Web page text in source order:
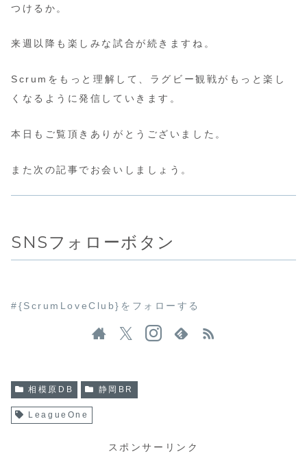
つけるか。
来週以降も楽しみな試合が続きますね。
Scrumをもっと理解して、ラグビー観戦がもっと楽し
くなるように発信していきます。
本日もご覧頂きありがとうございました。
また次の記事でお会いしましょう。
SNSフォローボタン
#{ScrumLoveClub}をフォローする
相模原DB 静岡BR
LeagueOne
スポンサーリンク